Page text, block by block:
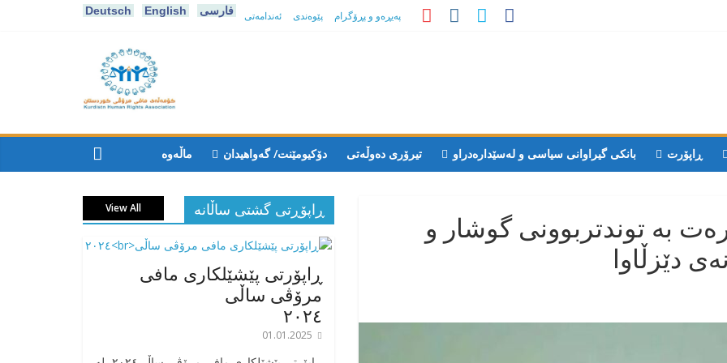
Deutsch English فارسی پەیڕەو و پڕۆگرام پێوەندی ئەندامەتی
كۆمه‌ڵه‌ی
مافی
مرۆڤی
کوردستان
ڕاپۆرت بانکی گیراوانی سیاسی و لەسێدارەدراو تیرۆری دەوڵەتی دۆکیومێنت/ گەواهیدان ماڵەوە
بە توندتربوونی گوشار و
دێزڵاوا
ڕاپۆڕتی گشتی ساڵانه View All
ڕاپۆرتی پێشێلکاری مافی
مرۆڤی ساڵی
٢٠٢٤
01.01.2025